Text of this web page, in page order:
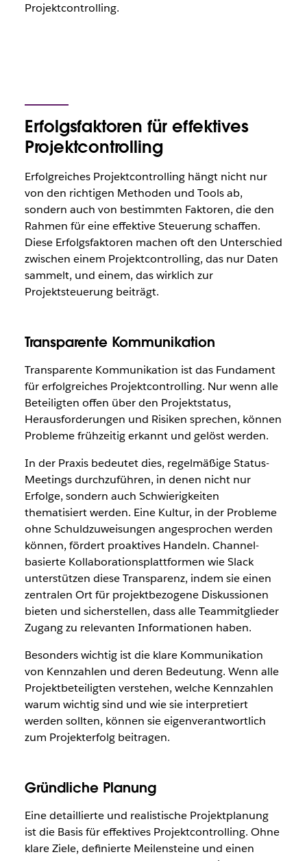
Projektcontrolling.
Erfolgsfaktoren für effektives
Projektcontrolling
Erfolgreiches Projektcontrolling hängt nicht nur
von den richtigen Methoden und Tools ab,
sondern auch von bestimmten Faktoren, die den
Rahmen für eine effektive Steuerung schaffen.
Diese Erfolgsfaktoren machen oft den Unterschied
zwischen einem Projektcontrolling, das nur Daten
sammelt, und einem, das wirklich zur
Projektsteuerung beiträgt.
Transparente Kommunikation
Transparente Kommunikation ist das Fundament
für erfolgreiches Projektcontrolling. Nur wenn alle
Beteiligten offen über den Projektstatus,
Herausforderungen und Risiken sprechen, können
Probleme frühzeitig erkannt und gelöst werden.
In der Praxis bedeutet dies, regelmäßige Status-
Meetings durchzuführen, in denen nicht nur
Erfolge, sondern auch Schwierigkeiten
thematisiert werden. Eine Kultur, in der Probleme
ohne Schuldzuweisungen angesprochen werden
können, fördert proaktives Handeln. Channel-
basierte Kollaborationsplattformen wie Slack
unterstützen diese Transparenz, indem sie einen
zentralen Ort für projektbezogene Diskussionen
bieten und sicherstellen, dass alle Teammitglieder
Zugang zu relevanten Informationen haben.
Besonders wichtig ist die klare Kommunikation
von Kennzahlen und deren Bedeutung. Wenn alle
Projektbeteiligten verstehen, welche Kennzahlen
warum wichtig sind und wie sie interpretiert
werden sollten, können sie eigenverantwortlich
zum Projekterfolg beitragen.
Gründliche Planung
Eine detaillierte und realistische Projektplanung
ist die Basis für effektives Projektcontrolling. Ohne
klare Ziele, definierte Meilensteine und einen